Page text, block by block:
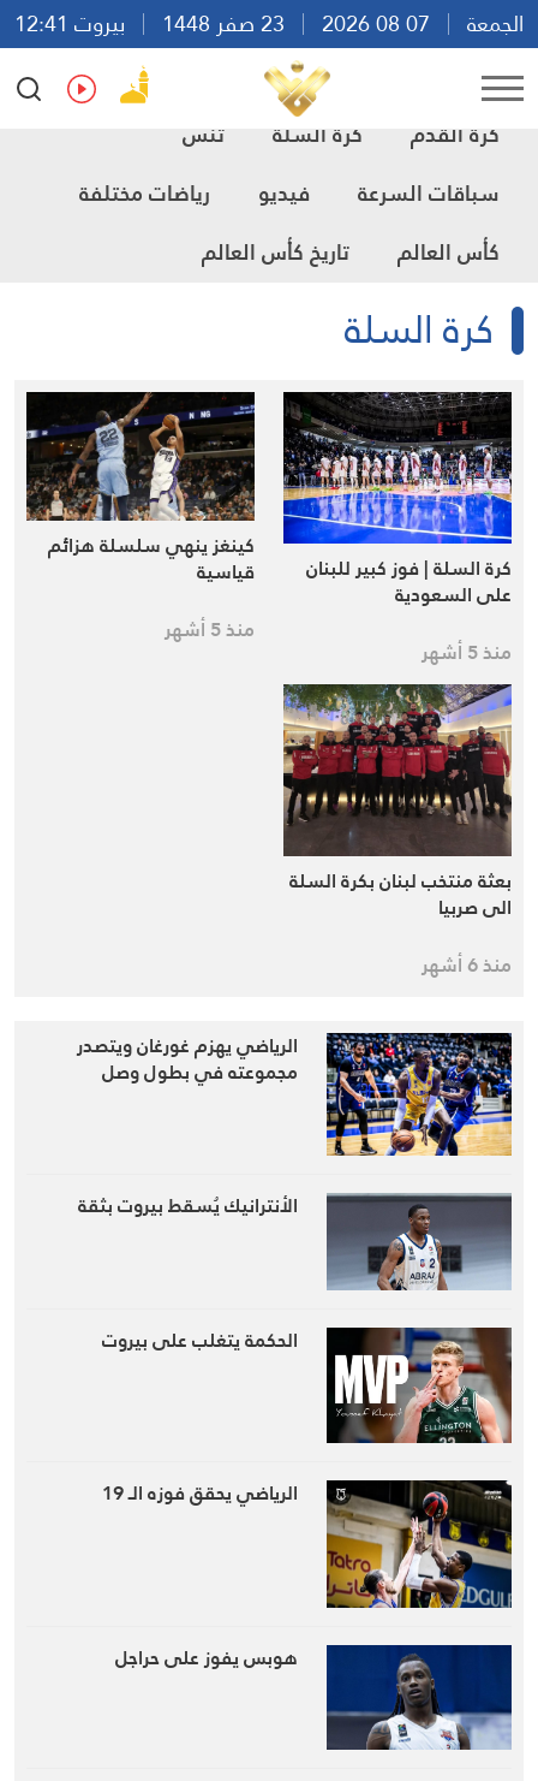
الجمعة
بيروت 12:41
Ar
En Fr
Es
كرة القدم
كرة السلة
تنس
سباقات السرعة
فيديو
رياضات مختلفة
كأس العالم
تاريخ كأس العالم
كرة السلة
كرة السلة | فوز كبير للبنان
على السعودية
منذ 5 أشهر
كينغز ينهي سلسلة هزائم
قياسية
منذ 5 أشهر
بعثة منتخب لبنان بكرة السلة
الى صربيا
منذ 6 أشهر
الرياضي يهزم غورغان ويتصدر
مجموعته في بطول وصل
الأنترانيك يُسقط بيروت بثقة
الحكمة يتغلب على بيروت
الرياضي يحقق فوزه الـ 19
هوبس يفوز على حراجل